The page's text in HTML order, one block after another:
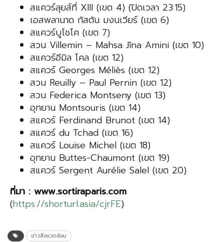
สแควร์ลุยส์ที่ XIII (เขต 4) (ปิดเวลา 23:15)
เอสพลานาด กัสตัน มงนเวียร์ (เขต 6)
สแควร์บูโชโค (เขต 7)
สวน Villemin – Mahsa Jîna Amini (เขต 10)
สแควร์อีมิล โคล (เขต 12)
สแควร์ Georges Méliès (เขต 12)
สวน Reuilly – Paul Pernin (เขต 12)
สวน Federica Montseny (เขต 13)
อุทยาน Montsouris (เขต 14)
สแควร์ Ferdinand Brunot (เขต 14)
สแควร์ du Tchad (เขต 16)
สแควร์ Louise Michel (เขต 18)
อุทยาน Buttes-Chaumont (เขต 19)
สแควร์ Sergent Aurélie Salel (เขต 20)
ที่มา : www.sortiraparis.com
(https://shorturl.asia/cjrFE)
ข่าวสิ่งแวดล้อม